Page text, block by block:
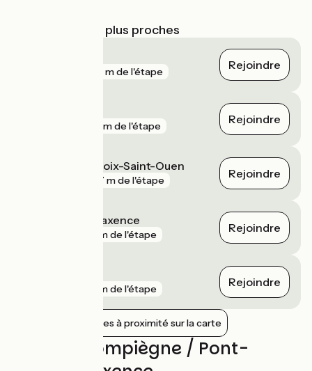
Gares SNCF les plus proches
235 m de l'étape Rejoindre
251 m de l'étape Rejoindre
Le Meux - La Croix-Saint-Ouen
607 m de l'étape Rejoindre
Pont-Sainte-Maxence
2 km de l'étape Rejoindre
2 km de l'étape Rejoindre
Afficher les gares à proximité sur la carte
Avis sur Compiègne / Pont-